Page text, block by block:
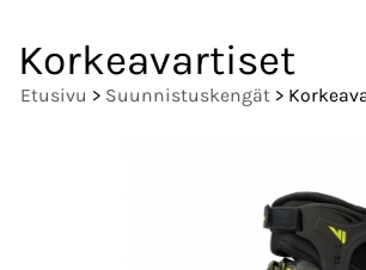
Korkeavartiset
Etusivu > Suunnistuskengät >